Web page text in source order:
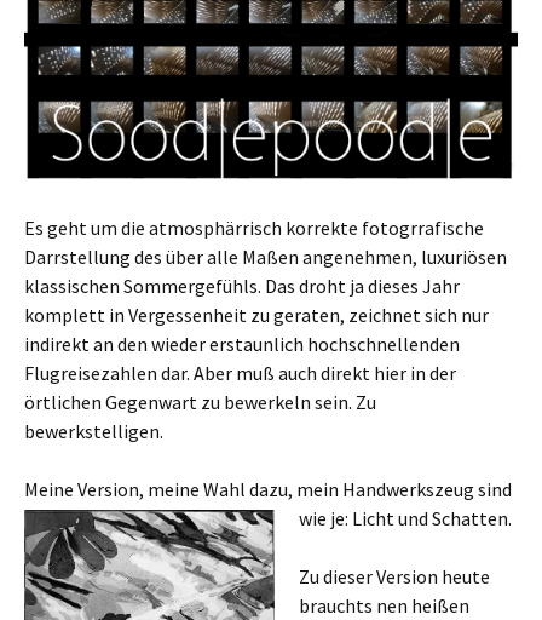
Es geht um die atmosphärrisch korrekte fotogrrafische
Darrstellung des über alle Maßen angenehmen, luxuriösen
klassischen Sommergefühls. Das droht ja dieses Jahr
komplett in Vergessenheit zu geraten, zeichnet sich nur
indirekt an den wieder erstaunlich hochschnellenden
Flugreisezahlen dar. Aber muß auch direkt hier in der
örtlichen Gegenwart zu bewerkeln sein. Zu
bewerkstelligen.
Meine Version, meine Wahl dazu, mein Handwerkszeug sind
wie je: Licht und Schatten.
Zu dieser Version heute
brauchts nen heißen